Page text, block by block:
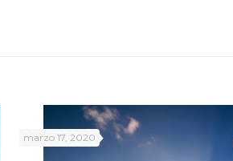
marzo 17, 2020